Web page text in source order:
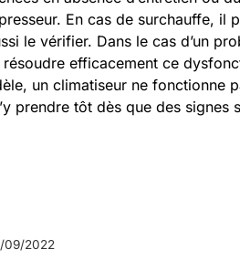
En cas de surchauffe, il
le vérifier. Dans le cas d’un
efficacement ce
un climatiseur ne fonctionne
prendre tôt dès que des signes
09/2022